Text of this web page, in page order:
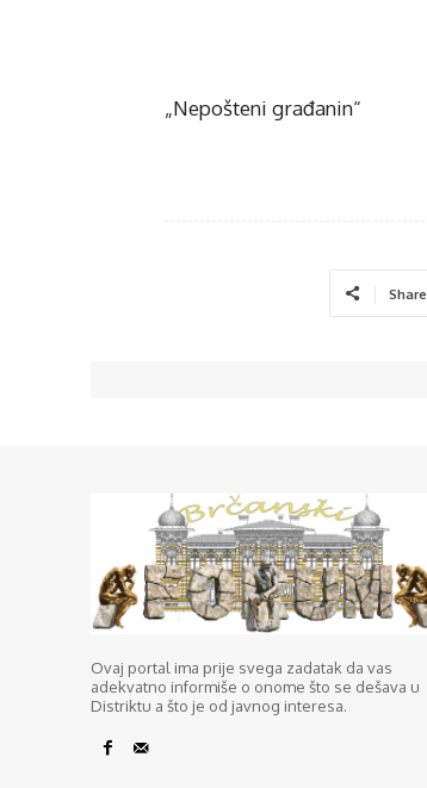
„Nepošteni građanin“
Share
Ovaj portal ima prije svega zadatak da vas
adekvatno informiše o onome što se dešava u
Distriktu a što je od javnog interesa.